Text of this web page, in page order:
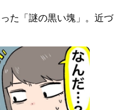
た「謎の黒い塊」。近づ